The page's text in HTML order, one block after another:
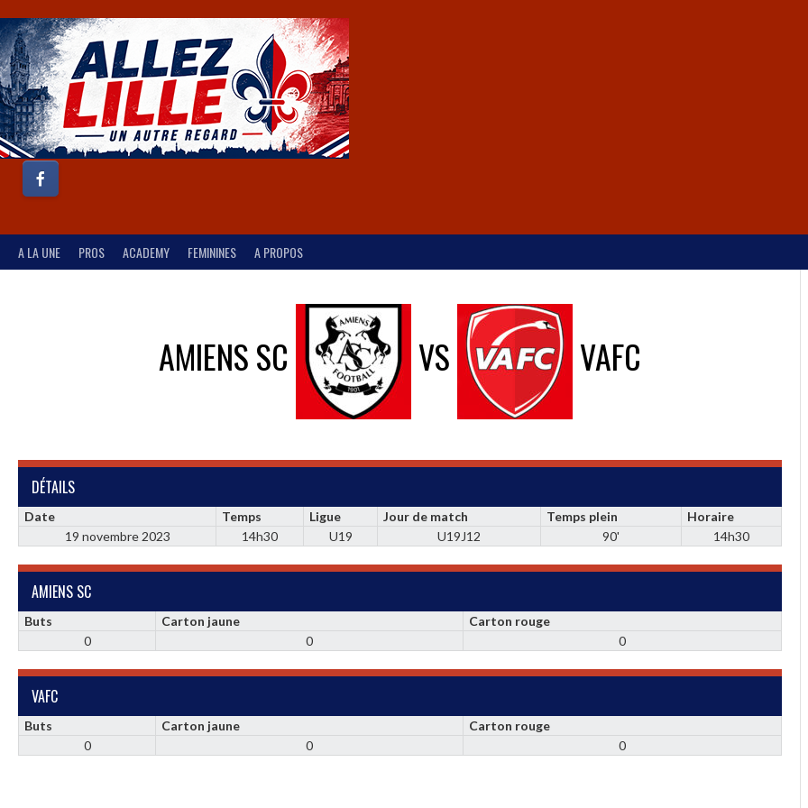
A LA UNE PROS ACADEMY FEMININES A PROPOS
AMIENS SC VS VAFC
DÉTAILS
Date Temps Ligue Jour de match Temps plein
Horaire
19 novembre 2023
14h30 U19 U19J12 90' 14h30
AMIENS SC
Buts Carton jaune
Carton rouge
0
0 0
VAFC
Buts Carton jaune
Carton rouge
0
0 0